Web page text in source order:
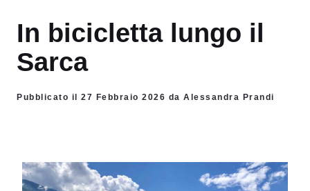
In bicicletta lungo il
Sarca
Pubblicato il 27 Febbraio 2026 da Alessandra Prandi